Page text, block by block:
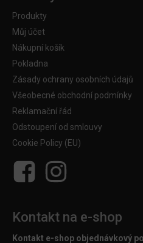
Produkty
Můj účet
Nákupní košík
Pokladna
Zásady ochrany osobních údajů
Všeobecné obchodní podmínky
Reklamační řád
Odstoupení od smlouvy
Cookie Policy (EU)
Kontakt na e-shop
Kontakt e-shop objednávkový